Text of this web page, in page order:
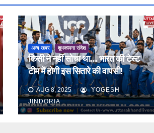
अन्य खबर शुभकामना संदेश
किसी ने नहीं सोचा था… भारत की टेस्ट
टीम में होगी इस सितारे की वापसी!
AUG 8, 2025
YOGESH
JINDORIA